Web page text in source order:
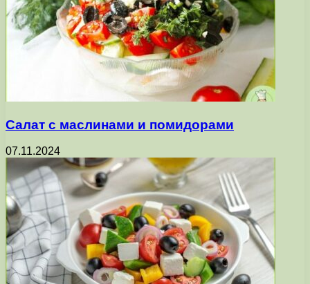
Салат с маслинами и помидорами
07.11.2024